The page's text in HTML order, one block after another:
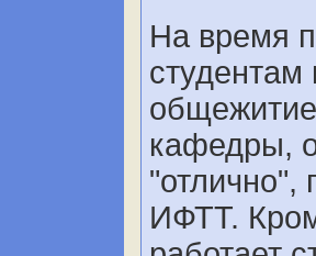
На время
кафедры,
"отлично",
ИФТТ.